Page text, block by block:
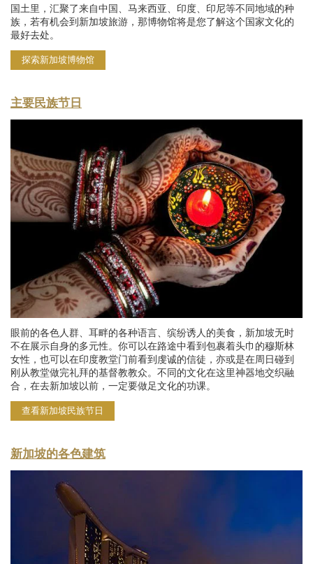
国土里，汇聚了来自中国、马来西亚、印度、印尼等不同地域的种
族，若有机会到新加坡旅游，那博物馆将是您了解这个国家文化的
最好去处。
探索新加坡博物馆
主要民族节日
眼前的各色人群、耳畔的各种语言、缤纷诱人的美食，新加坡无时
不在展示自身的多元性。你可以在路途中看到包裹着头巾的穆斯林
女性，也可以在印度教堂门前看到虔诚的信徒，亦或是在周日碰到
刚从教堂做完礼拜的基督教教众。不同的文化在这里神器地交织融
合，在去新加坡以前，一定要做足文化的功课。
查看新加坡民族节日
新加坡的各色建筑